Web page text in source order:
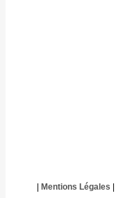
Mentions Légales